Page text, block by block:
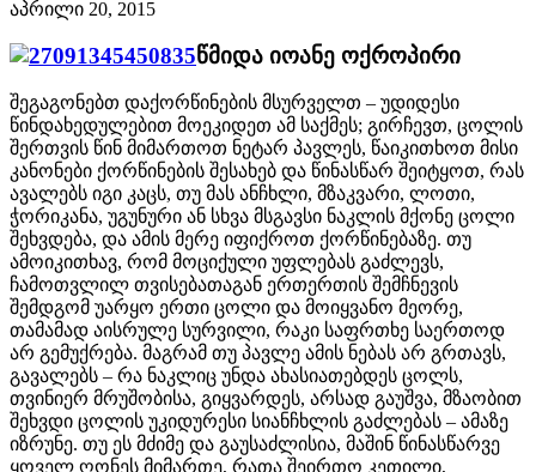
აპრილი 20, 2015
წმიდა იოანე ოქროპირი
შეგაგონებთ დაქორწინების მსურველთ – უდიდესი
წინდახედულებით მოეკიდეთ ამ საქმეს; გირჩევთ, ცოლის
შერთვის წინ მიმართოთ ნეტარ პავლეს, წაიკითხოთ მისი
კანონები ქორწინების შესახებ და წინასწარ შეიტყოთ, რას
ავალებს იგი კაცს, თუ მას ანჩხლი, მზაკვარი, ლოთი,
ჭორიკანა, უგუნური ან სხვა მსგავსი ნაკლის მქონე ცოლი
შეხვდება, და ამის მერე იფიქროთ ქორწინებაზე. თუ
ამოიკითხავ, რომ მოციქული უფლებას გაძლევს,
ჩამოთვლილ თვისებათაგან ერთერთის შემჩნევის
შემდგომ უარყო ერთი ცოლი და მოიყვანო მეორე,
თამამად აისრულე სურვილი, რაკი საფრთხე საერთოდ
არ გემუქრება. მაგრამ თუ პავლე ამის ნებას არ გრთავს,
გავალებს – რა ნაკლიც უნდა ახასიათებდეს ცოლს,
თვინიერ მრუშობისა, გიყვარდეს, არსად გაუშვა, მზაობით
შეხვდი ცოლის უკიდურესი სიანჩხლის გაძლებას – ამაზე
იზრუნე. თუ ეს მძიმე და გაუსაძლისია, მაშინ წინასწარვე
ყოველ ღონეს მიმართე, რათა შეირთო კეთილი,